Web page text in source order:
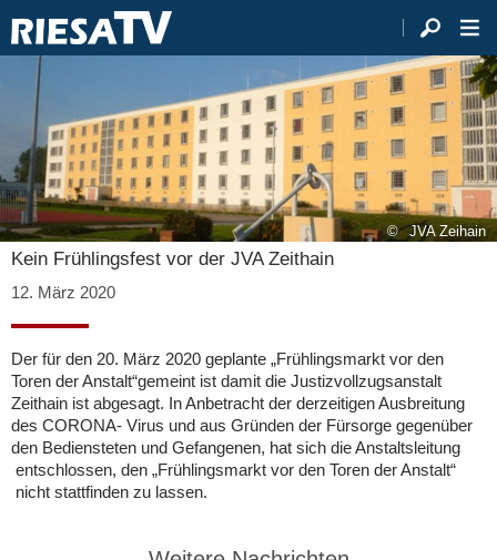
JVA Zeihain
Kein Frühlingsfest vor der JVA Zeithain
12. März 2020
Der für den 20. März 2020 geplante „Frühlingsmarkt vor den
Toren der Anstalt“gemeint ist damit die Justizvollzugsanstalt
Zeithain ist abgesagt. In Anbetracht der derzeitigen Ausbreitung
des CORONA- Virus und aus Gründen der Fürsorge gegenüber
den Bediensteten und Gefangenen, hat sich die Anstaltsleitung
entschlossen, den „Frühlingsmarkt vor den Toren der Anstalt“
nicht stattfinden zu lassen.